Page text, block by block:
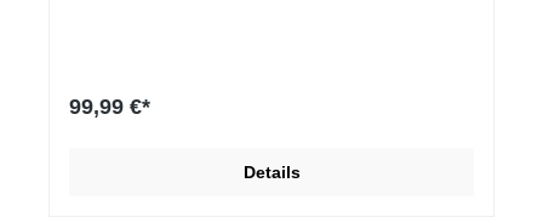
99,99 €*
Details